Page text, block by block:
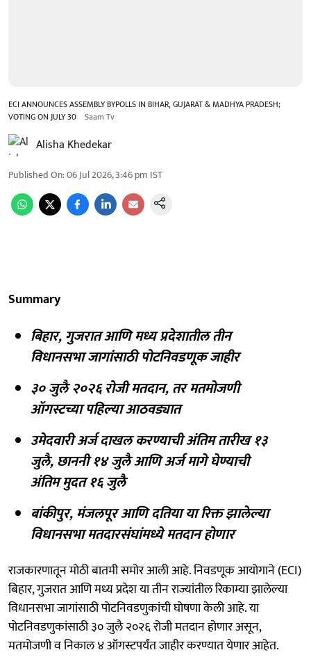
ECI ANNOUNCES ASSEMBLY BYPOLLS IN BIHAR, GUJARAT & MADHYA PRADESH;
VOTING ON JULY 30 Saam Tv
Alisha Khedekar
Published On:06 Jul 2026, 3:46 pm IST
Summary
बिहार, गुजरात आणि मध्य प्रदेशातील तीन
विधानसभा जागांसाठी पोटनिवडणूक जाहीर
३० जुलै २०२६ रोजी मतदान, तर मतमोजणी
ऑगस्टच्या पहिल्या आठवड्यात
उमेदवारी अर्ज दाखल करण्याची अंतिम तारीख १३
जुलै, छाननी १४ जुलै आणि अर्ज मागे घेण्याची
अंतिम मुदत १६ जुलै
बांकीपुर, मंजलपूर आणि दतिया या रिक्त झालेल्या
विधानसभा मतदारसंघांमध्ये मतदान होणार
राजकारणातून मोठी बातमी समोर आली आहे. निवडणूक आयोगाने (ECI)
बिहार, गुजरात आणि मध्य प्रदेश या तीन राज्यांतील रिकाम्या झालेल्या
विधानसभा जागांसाठी पोटनिवडणुकांची घोषणा केली आहे. या
पोटनिवडणुकांसाठी ३० जुलै २०२६ रोजी मतदान होणार असून,
मतमोजणी व निकाल ४ ऑगस्टपर्यंत जाहीर करण्यात येणार आहेत.